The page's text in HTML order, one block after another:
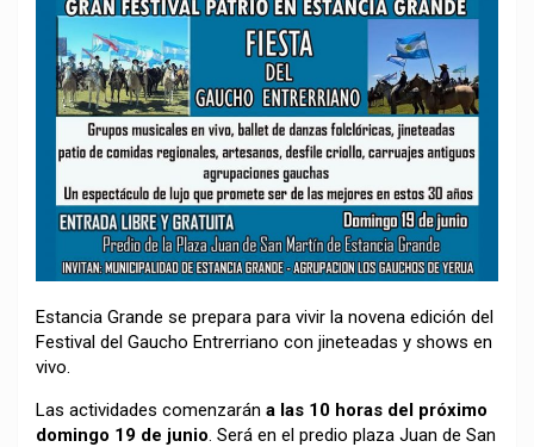
Estancia Grande se prepara para vivir la novena edición del
Festival del Gaucho Entrerriano con jineteadas y shows en
vivo.
Las actividades comenzarán a las 10 horas del próximo
domingo 19 de junio . Será en el predio plaza Juan de San